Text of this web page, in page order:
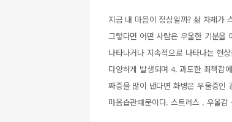
지금 내 마음이 정상일까? 삶 자체가
그렇다면 어떤 사람은 우울한 기분을
나타나거나 지속적으로 나타나는 현
다양하게 발생되며 4. 과도한 죄책감
짜증을 많이 낸다면 화병은 우울증인
마음습관때문이다. 스트레스 . 우울